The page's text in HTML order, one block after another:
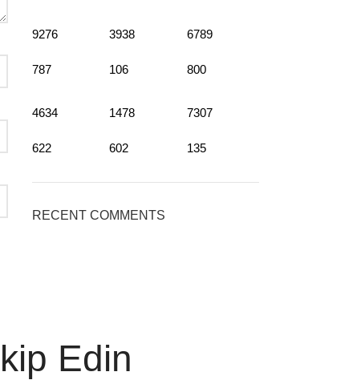
9276
787
3938
106
6789
800
4634
622
1478
602
7307
135
RECENT COMMENTS
Edin